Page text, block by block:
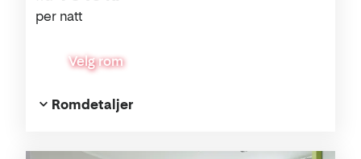
per natt
Velg rom
Romdetaljer